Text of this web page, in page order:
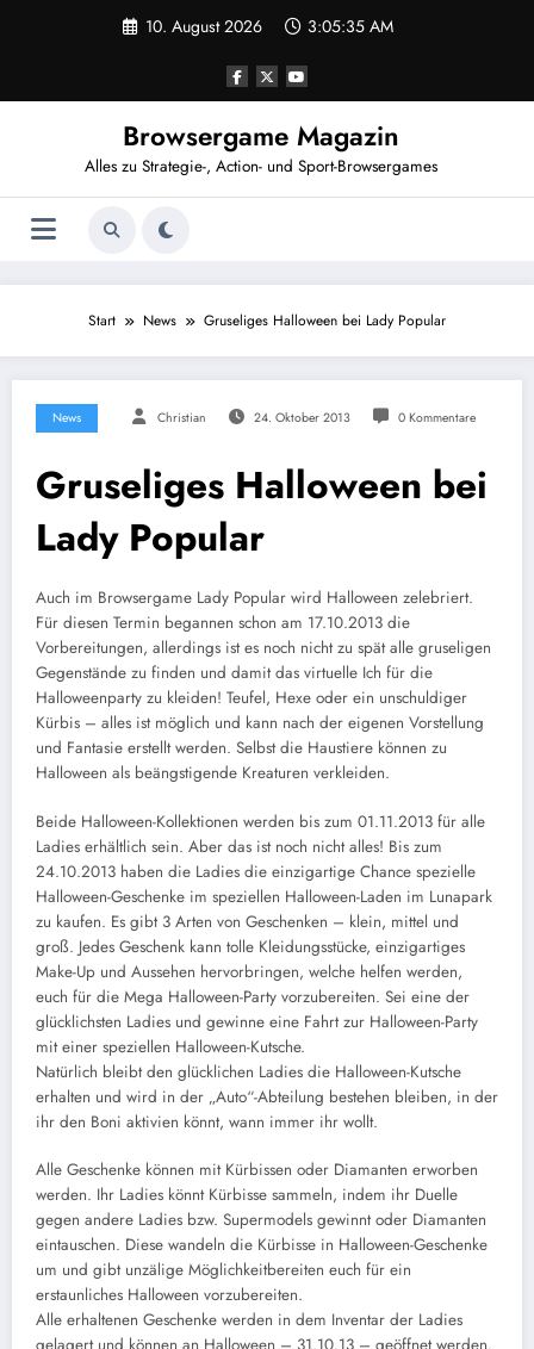
10. August 2026 3:05:35 AM
Browsergame Magazin
Alles zu Strategie-, Action- und Sport-Browsergames
Start News Gruseliges Halloween bei Lady Popular
News Christian 24. Oktober 2013 0 Kommentare
Gruseliges Halloween bei
Lady Popular
Auch im Browsergame Lady Popular wird Halloween zelebriert.
Für diesen Termin begannen schon am 17.10.2013 die
Vorbereitungen, allerdings ist es noch nicht zu spät alle gruseligen
Gegenstände zu finden und damit das virtuelle Ich für die
Halloweenparty zu kleiden! Teufel, Hexe oder ein unschuldiger
Kürbis – alles ist möglich und kann nach der eigenen Vorstellung
und Fantasie erstellt werden. Selbst die Haustiere können zu
Halloween als beängstigende Kreaturen verkleiden.
Beide Halloween-Kollektionen werden bis zum 01.11.2013 für alle
Ladies erhältlich sein. Aber das ist noch nicht alles! Bis zum
24.10.2013 haben die Ladies die einzigartige Chance spezielle
Halloween-Geschenke im speziellen Halloween-Laden im Lunapark
zu kaufen. Es gibt 3 Arten von Geschenken – klein, mittel und
groß. Jedes Geschenk kann tolle Kleidungsstücke, einzigartiges
Make-Up und Aussehen hervorbringen, welche helfen werden,
euch für die Mega Halloween-Party vorzubereiten. Sei eine der
glücklichsten Ladies und gewinne eine Fahrt zur Halloween-Party
mit einer speziellen Halloween-Kutsche.
Natürlich bleibt den glücklichen Ladies die Halloween-Kutsche
erhalten und wird in der „Auto“-Abteilung bestehen bleiben, in der
ihr den Boni aktivien könnt, wann immer ihr wollt.
Alle Geschenke können mit Kürbissen oder Diamanten erworben
werden. Ihr Ladies könnt Kürbisse sammeln, indem ihr Duelle
gegen andere Ladies bzw. Supermodels gewinnt oder Diamanten
eintauschen. Diese wandeln die Kürbisse in Halloween-Geschenke
um und gibt unzälige Möglichkeitbereiten euch für ein
erstaunliches Halloween vorzubereiten.
Alle erhaltenen Geschenke werden in dem Inventar der Ladies